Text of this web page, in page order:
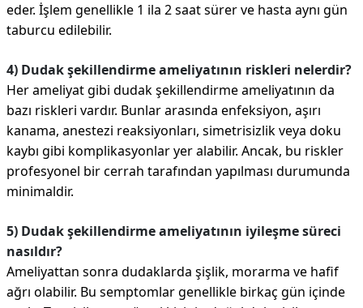
eder. İşlem genellikle 1 ila 2 saat sürer ve hasta aynı gün
taburcu edilebilir.
4) Dudak şekillendirme ameliyatının riskleri nelerdir?
Her ameliyat gibi dudak şekillendirme ameliyatının da
bazı riskleri vardır. Bunlar arasında enfeksiyon, aşırı
kanama, anestezi reaksiyonları, simetrisizlik veya doku
kaybı gibi komplikasyonlar yer alabilir. Ancak, bu riskler
profesyonel bir cerrah tarafından yapılması durumunda
minimaldir.
5) Dudak şekillendirme ameliyatının iyileşme süreci
nasıldır?
Ameliyattan sonra dudaklarda şişlik, morarma ve hafif
ağrı olabilir. Bu semptomlar genellikle birkaç gün içinde